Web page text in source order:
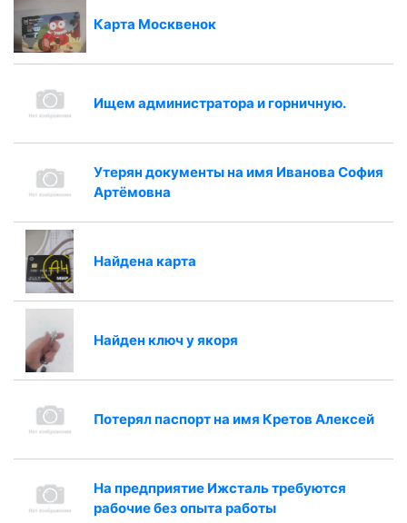
Карта Москвенок
Ищем администратора и горничную.
Утерян документы на имя Иванова София
Артёмовна
Найдена карта
Найден ключ у якоря
Потерял паспорт на имя Кретов Алексей
На предприятие Ижсталь требуются
рабочие без опыта работы